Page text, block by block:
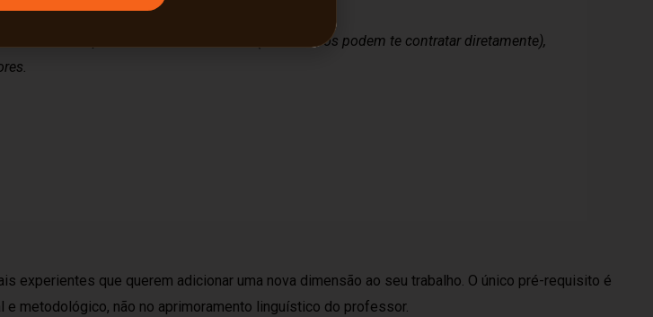
à vitrine de professores credenciados (onde alunos podem te contratar diretamente),
que querem adicionar uma nova dimensão ao seu trabalho. O único pré-requisito é
metodológico, não no aprimoramento linguístico do professor.